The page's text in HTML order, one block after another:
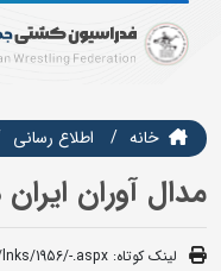
خانه اطلاع رسانی
مدال آوران
لینک کوتاه: 1956/-.aspx